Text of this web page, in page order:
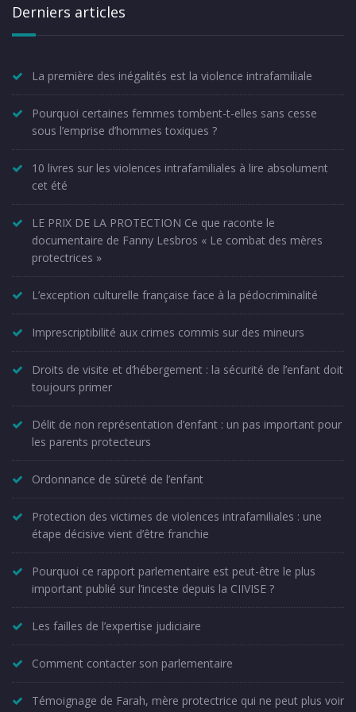
Derniers articles
La première des inégalités est la violence intrafamiliale
Pourquoi certaines femmes tombent-t-elles sans cesse
sous l’emprise d’hommes toxiques ?
10 livres sur les violences intrafamiliales à lire absolument
cet été
LE PRIX DE LA PROTECTION Ce que raconte le
documentaire de Fanny Lesbros « Le combat des mères
protectrices »
L’exception culturelle française face à la pédocriminalité
Imprescriptibilité aux crimes commis sur des mineurs
Droits de visite et d’hébergement : la sécurité de l’enfant doit
toujours primer
Délit de non représentation d’enfant : un pas important pour
les parents protecteurs
Ordonnance de sûreté de l’enfant
Protection des victimes de violences intrafamiliales : une
étape décisive vient d’être franchie
Pourquoi ce rapport parlementaire est peut-être le plus
important publié sur l’inceste depuis la CIIVISE ?
Les failles de l’expertise judiciaire
Comment contacter son parlementaire
Témoignage de Farah, mère protectrice qui ne peut plus voir